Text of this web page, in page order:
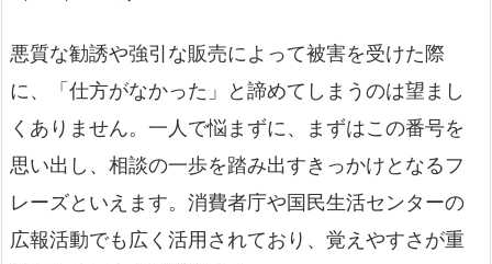
悪質な勧誘や強引な販売によって被害を受けた際
に、「仕方がなかった」と諦めてしまうのは望まし
くありません。一人で悩まずに、まずはこの番号を
思い出し、相談の一歩を踏み出すきっかけとなるフ
レーズといえます。消費者庁や国民生活センターの
広報活動でも広く活用されており、覚えやすさが重